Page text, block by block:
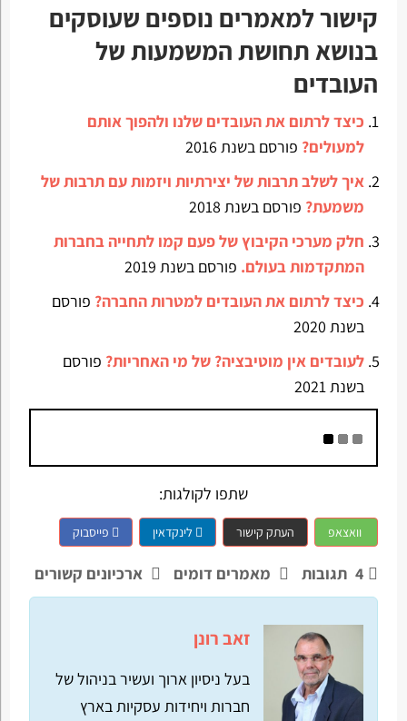
קישור למאמרים נוספים שעוסקים
בנושא תחושת המשמעות של
העובדים
כיצד לרתום את העובדים שלנו ולהפוך אותם
למעולים? פורסם בשנת 2016
איך לשלב תרבות של יצירתיות ויזמות עם תרבות של
משמעת? פורסם בשנת 2018
חלק מערכי הקיבוץ של פעם קמו לתחייה בחברות
המתקדמות בעולם. פורסם בשנת 2019
כיצד לרתום את העובדים למטרות החברה? פורסם
בשנת 2020
לעובדים אין מוטיבציה? של מי האחריות? פורסם
בשנת 2021
שתפו לקולגות:
וואצאפ העתק קישור לינקדאין פייסבוק
4 תגובות מאמרים דומים ארכיונים קשורים
זאב רונן
בעל ניסיון ארוך ועשיר בניהול של
חברות ויחידות עסקיות בארץ